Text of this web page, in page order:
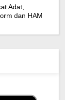
Adat,
dan HAM